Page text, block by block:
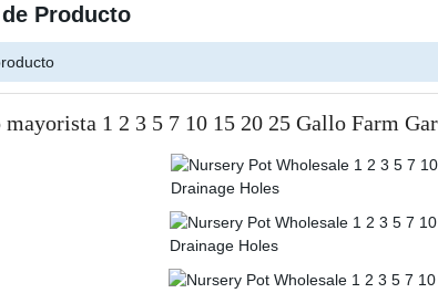
Producto
1 2 3 5 7 10 15 20 25 Gallo Farm